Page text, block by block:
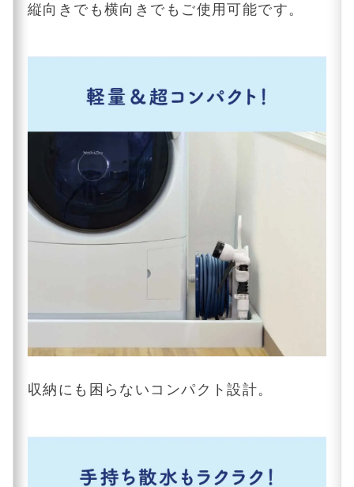
縦向きでも横向きでもご使用可能です。
収納にも困らないコンパクト設計。